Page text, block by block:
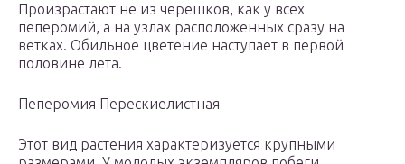
Произрастают не из черешков, как у всех
пеперомий, а на узлах расположенных сразу на
ветках. Обильное цветение наступает в первой
половине лета.
Пеперомия Перескиелистная
Этот вид растения характеризуется крупными